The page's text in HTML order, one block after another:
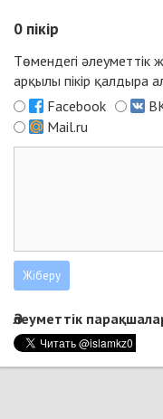
0 пікір
Төмендегі әлеуметтік
арқылы пікір қалдыра
Facebook
Mail.ru
Әлеуметтік